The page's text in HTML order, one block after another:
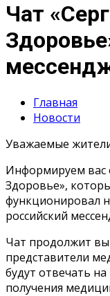
Чат
Главная
Новости
Уважаемые
Информируем вас
Здоровье»,
функционировал
российский
Чат продолжит
представители
будут отвечать
получения